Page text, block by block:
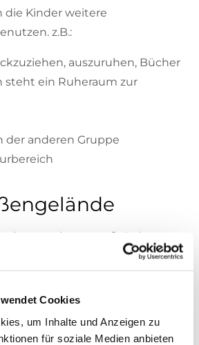
Cookies
um Inhalte und Anzeigen zu
für soziale Medien anbieten
die Kinder weitere
z.B.:
auszuruhen, Bücher
steht ein Ruheraum zur
der anderen Gruppe
ist von einem großzügigen
altem Baumbestand umgeben.
sich ausgiebig zu
zu entwickeln, sich
Spielplatz ermöglichen ein